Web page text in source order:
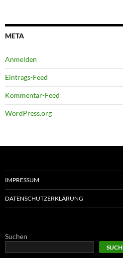
META
Anmelden
Eintrags-Feed
Kommentar-Feed
WordPress.org
IMPRESSUM
DATENSCHUTZERKLÄRUNG
Suchen